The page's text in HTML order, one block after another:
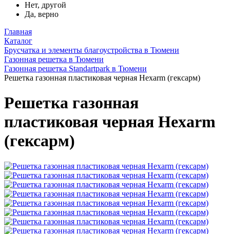
Нет, другой
Да, верно
Главная
Каталог
Брусчатка и элементы благоустройства в Тюмени
Газонная решетка в Тюмени
Газонная решетка Standartpark в Тюмени
Решетка газонная пластиковая черная Hexarm (гексарм)
Решетка газонная
пластиковая черная Hexarm
(гексарм)